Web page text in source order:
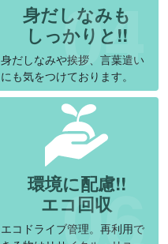
身だしなみも
しっかりと!!
身だしなみや挨拶、言葉遣い
にも気をつけております。
環境に配慮!!
エコ回収
エコドライブ管理。再利用で